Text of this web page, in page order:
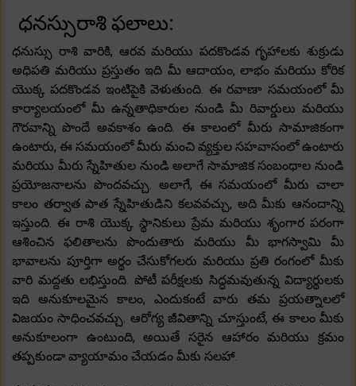
ధనస్సురాశి ఫలాలు:
ధనుస్సు రాశి వారికి, ఆరవ మరియు పదకొండవ గృహాలకు శుక్రుడు
అధిపతి మరియు ప్రస్తుతం ఇది మీ ఆదాయం, లాభం మరియు కోరిక
యొక్క పదకొండవ ఇంటిపైకి వెళుతుంది. ఈ రవాణా సమయంలో మీ
కార్యాలయంలో మీ ఉన్నతాధికారుల నుండి మీ రివార్డులు మరియు
గౌరవాన్ని పొందే అవకాశం ఉంది. ఈ కాలంలో మీరు సామాజికంగా
ఉంటారు, ఈ సమయంలో మీరు మంచి వ్యక్తుల సహవాసంలో ఉంటారు
మరియు మీరు స్నేహితుల నుండి అలాగే సామాజిక సంబంధాల నుండి
ప్రయోజనాలను పొందవచ్చు. అలాగే, ఈ సమయంలో మీరు చాలా
కాలం తర్వాత పాత స్నేహితుడిని కలవవచ్చు, అది మీకు ఆనందాన్ని
ఇస్తుంది. ఈ రాశి యొక్క స్థానికులు ప్రేమ మరియు శృంగార పరంగా
ఆశించిన ఫలితాలను పొందుతారు మరియు మీ భాగస్వామి మీ
భావాలను పూర్తిగా అర్థం చేసుకోగలరు మరియు ప్రతి రంగంలో మీకు
వారి మద్దతు లభిస్తుంది. పోటీ పరీక్షలకు సిద్ధమవుతున్న విద్యార్థులకు
ఇది అనుకూలమైన కాలం, ఎందుకంటే వారు తమ ప్రయత్నాలలో
విజయం సాధించవచ్చు. ఆరోగ్య జీవితాన్ని చూస్తుంటే, ఈ కాలం మీకు
అనుకూలంగా ఉంటుంది, అయితే సరైన ఆహారం మరియు క్రమం
తప్పకుండా వ్యాయామం చేయడం మీకు సలహా.